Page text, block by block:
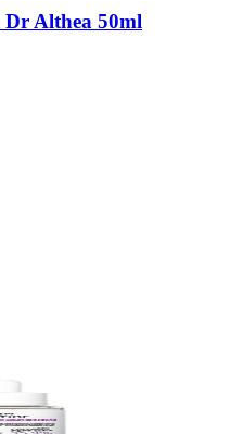
Althea 50ml